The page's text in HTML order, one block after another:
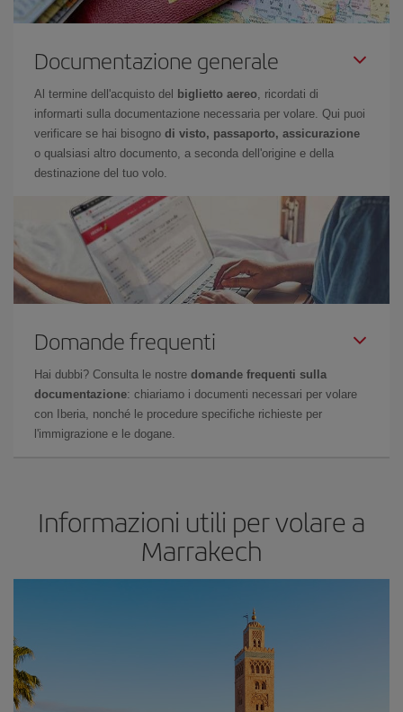
Documentazione generale
Al termine dell'acquisto del biglietto aereo, ricordati di
informarti sulla documentazione necessaria per volare. Qui puoi
verificare se hai bisogno di visto, passaporto, assicurazione
o qualsiasi altro documento, a seconda dell'origine e della
destinazione del tuo volo.
Domande frequenti
Hai dubbi? Consulta le nostre domande frequenti sulla
documentazione: chiariamo i documenti necessari per volare
con Iberia, nonché le procedure specifiche richieste per
l'immigrazione e le dogane.
Informazioni utili per volare a
Marrakech